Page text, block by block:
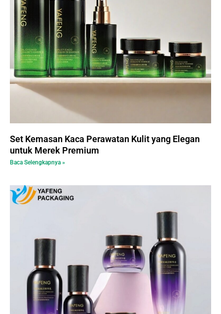
Set Kemasan Kaca Perawatan Kulit yang Elegan
untuk Merek Premium
Baca Selengkapnya »